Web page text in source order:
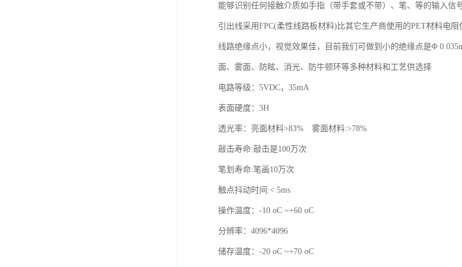
能够识别任何接触介质如手指（带手套或不带）、笔、等的输入信号
引出线采用FPC(柔性线路板材料)比其它生产商使用的PET材料电阻
线路绝缘点小，视觉效果佳，目前我们可做到小的绝缘点是Φ
面、雾面、防眩、消光、防牛顿环等多种材料和工艺供选择
电路等级：5VDC，35mA
表面硬度：3H
透光率：亮面材料>83% 雾面材料:>78%
敲击寿命:敲击是100万次
笔划寿命:笔画10万次
触点抖动时间:< 5ms
操作温度：-10 oC ~+60 oC
分辨率：4096*4096
储存温度：-20 oC ~+70 oC